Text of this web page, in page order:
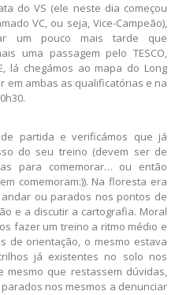
do VS (ele neste dia começou
VC, ou seja, Vice-Campeão),
um pouco mais tarde que
uma passagem pelo TESCO,
lá chegámos ao mapa do Long
em ambas as qualificatórias e na
partida e verificámos que já
do seu treino (devem ser de
para comemorar… ou então
comemoram:)). Na floresta era
ou parados nos pontos de
e a discutir a cartografia. Moral
fazer um treino a ritmo médio e
de orientação, o mesmo estava
já existentes no solo nos
mesmo que restassem dúvidas,
nos mesmos a denunciar